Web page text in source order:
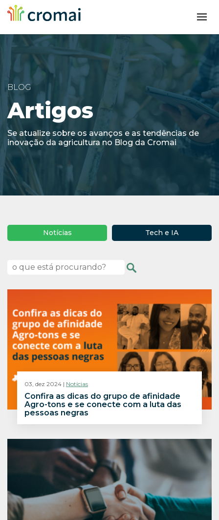
HOME
A CROMAI
BLOG
SOLICITE UMA PROPOSTA
SUPORTE
BLOG
Artigos
Se atualize sobre os avanços e as tendências de
inovação da agricultura no Blog da Cromai
Notícias Tech e IA
03, dez 2024 | Notícias
Confira as dicas do grupo de afinidade
Agro-tons e se conecte com a luta das
pessoas negras